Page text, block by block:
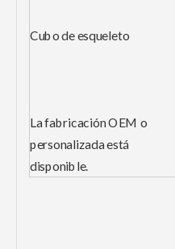
Cubo de esqueleto
La fabricación OEM o
personalizada está
disponible.